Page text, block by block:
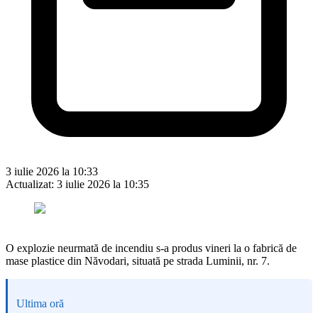
3 iulie 2026 la 10:33
Actualizat: 3 iulie 2026 la 10:35
O explozie neurmată de incendiu s-a produs vineri la o fabrică de
mase plastice din Năvodari, situată pe strada Luminii, nr. 7.
Ultima oră